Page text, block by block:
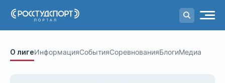
Порталстуденческого спорта
О лигеИнформацияСобытияСоревнованияБлогиМедиа